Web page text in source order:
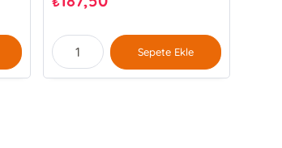
Sepete Ekle